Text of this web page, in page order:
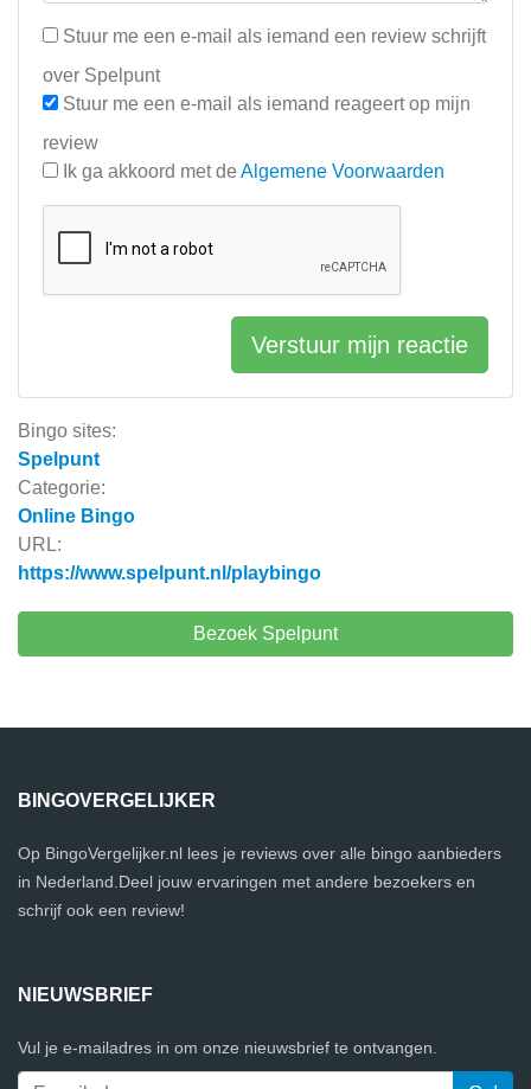
Bingo sites:
Spelpunt
Categorie:
Online Bingo
URL:
https://www.spelpunt.nl/playbingo
Bezoek Spelpunt
Stuur me een e-mail als iemand een review schrijft
over Spelpunt
Stuur me een e-mail als iemand reageert op mijn
review
Ik ga akkoord met de Algemene Voorwaarden
Verstuur mijn reactie
BINGOVERGELIJKER
Op BingoVergelijker.nl lees je reviews over alle bingo aanbieders
in Nederland.Deel jouw ervaringen met andere bezoekers en
schrijf ook een review!
NIEUWSBRIEF
Vul je e-mailadres in om onze nieuwsbrief te ontvangen.